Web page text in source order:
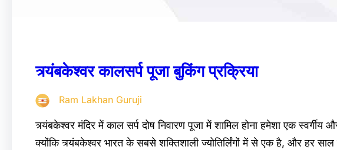
त्र्यंबकेश्वर कालसर्प पूजा बुकिंग प्रक्रिया
Ram Lakhan Guruji
त्र्यंबकेश्वर मंदिर में काल सर्प दोष निवारण पूजा में शामिल होना हमेशा एक स्वर्गीय
क्योंकि त्र्यंबकेश्वर भारत के सबसे शक्तिशाली ज्योतिर्लिंगों में से एक है, और हर साल